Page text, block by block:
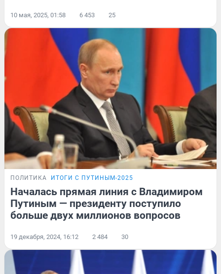
10 мая, 2025, 01:58 6 453 25
ПОЛИТИКА ИТОГИ С ПУТИНЫМ-2025
Началась прямая линия с Владимиром
Путиным — президенту поступило
больше двух миллионов вопросов
19 декабря, 2024, 16:12 2 484 30